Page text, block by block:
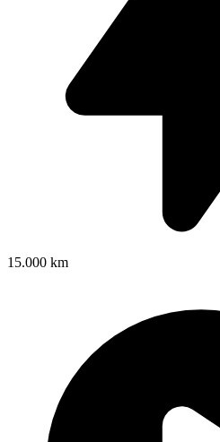
15.000 km